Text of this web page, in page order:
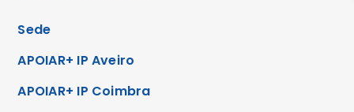
Sede
APOIAR+ IP Aveiro
APOIAR+ IP Coimbra